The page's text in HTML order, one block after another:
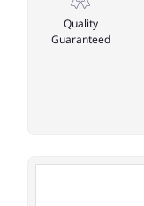
Quality
Guaranteed